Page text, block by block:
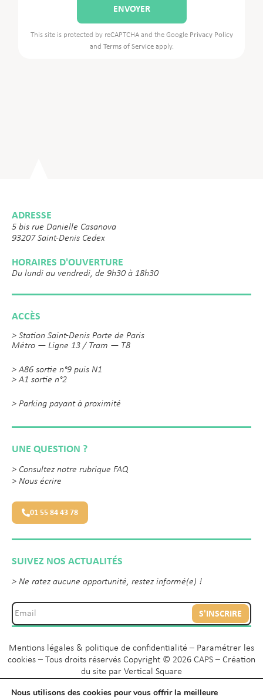
This site is protected by reCAPTCHA and the Google Privacy Policy
and Terms of Serviceapply.
ADRESSE
5 bis rue Danielle Casanova
93207 Saint-Denis Cedex
HORAIRES D'OUVERTURE
Du lundi au vendredi, de 9h30 à 18h30
ACCÈS
> Station Saint-Denis Porte de Paris
Métro — Ligne 13 / Tram — T8
> A86 sortie n°9 puis N1
> A1 sortie n°2
> Parking payant à proximité
UNE QUESTION ?
> Consultez notre rubrique FAQ
> Nous écrire
01 55 84 43 78
SUIVEZ NOS ACTUALITÉS
> Ne ratez aucune opportunité, restez informé(e) !
S'INSCRIRE
Mentions légales & politique de confidentialité – Paramétrer les
cookies – Tous droits réservés Copyright © 2026 CAPS – Création
du site par Vertical Square
Nous utilisons des cookies pour vous offrir la meilleure